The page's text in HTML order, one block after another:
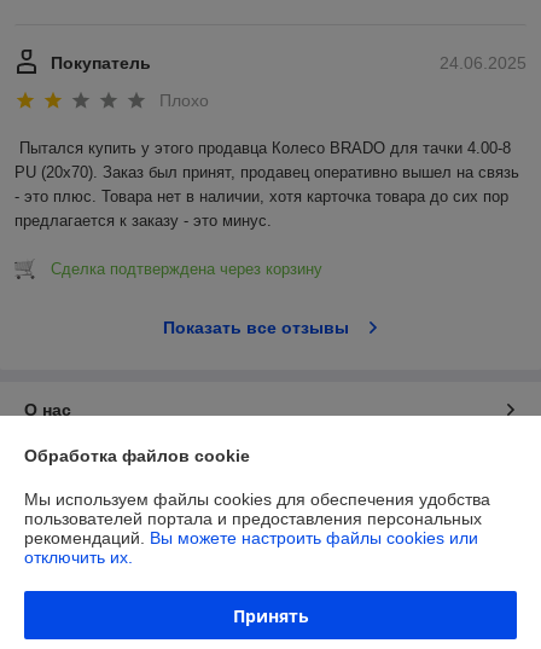
24.06.2025
Покупатель
Плохо
Пытался купить у этого продавца Колесо BRADO для тачки 4.00-8
PU (20x70). Заказ был принят, продавец оперативно вышел на связь
- это плюс. Товара нет в наличии, хотя карточка товара до сих пор
предлагается к заказу - это минус.
Сделка подтверждена через корзину
Показать все отзывы
О нас
Контакты
Доставка и оплата
Политика обработки cookies
Обработка файлов cookie
Мы используем файлы cookies для обеспечения удобства
пользователей портала и предоставления персональных
рекомендаций. Вы можете настроить файлы cookies или
отключить их.
Принять